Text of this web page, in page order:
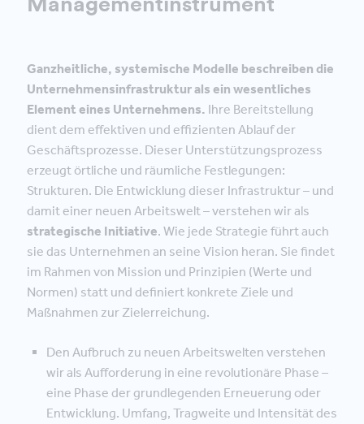
Ganzheitliche, systemische Modelle beschreiben die
Unternehmensinfrastruktur als ein wesentliches
Element eines Unternehmens. Ihre Bereitstellung
dient dem effektiven und effizienten Ablauf der
Geschäftsprozesse. Dieser Unterstützungsprozess
erzeugt örtliche und räumliche Festlegungen:
Strukturen. Die Entwicklung dieser Infrastruktur – und
damit einer neuen Arbeitswelt – verstehen wir als
strategische Initiative. Wie jede Strategie führt auch
sie das Unternehmen an seine Vision heran. Sie findet
im Rahmen von Mission und Prinzipien (Werte und
Normen) statt und definiert konkrete Ziele und
Maßnahmen zur Zielerreichung.
Den Aufbruch zu neuen Arbeitswelten verstehen
wir als Aufforderung in eine revolutionäre Phase –
eine Phase der grundlegenden Erneuerung oder
Entwicklung. Umfang, Tragweite und Intensität des